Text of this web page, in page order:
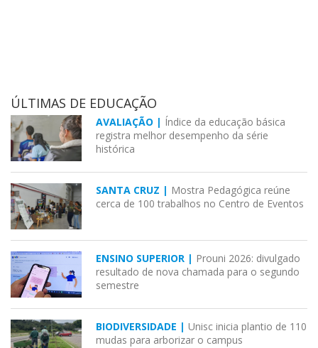
ÚLTIMAS DE EDUCAÇÃO
AVALIAÇÃO | Índice da educação básica
registra melhor desempenho da série
histórica
SANTA CRUZ | Mostra Pedagógica reúne
cerca de 100 trabalhos no Centro de Eventos
ENSINO SUPERIOR | Prouni 2026: divulgado
resultado de nova chamada para o segundo
semestre
BIODIVERSIDADE | Unisc inicia plantio de 110
mudas para arborizar o campus